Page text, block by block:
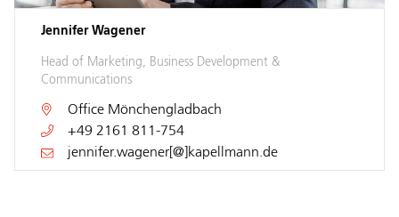
Jennifer Wagener
Head of Marketing, Business Development &
Communications
Office Mönchengladbach
+49 2161 811-754
jennifer.wagener[@]kapellmann.de